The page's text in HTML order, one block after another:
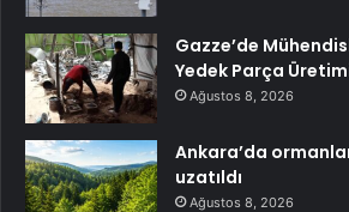
Gazze’de
Yedek Parça
Ağustos 8, 2026
Ankara’da
uzatıldı
Ağustos 8, 2026